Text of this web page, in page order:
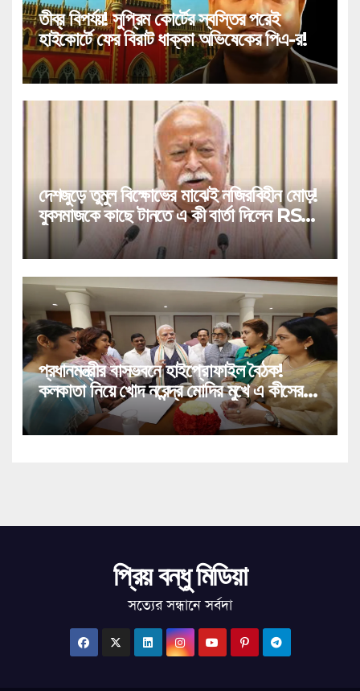
তীব্র বিপর্যয়! সুপ্রিম কোর্টের স্বস্তির পরেই
হাইকোর্টে ফের বিরাট ধাক্কা অভিষেকের পিএ-র!
দেশজুড়ে তুমুল বিক্ষোভের মাঝেই নজিরবিহীন মোড়!
যুবসমাজকে কাছে টানতে এ কী বার্তা দিলেন RSS
প্রধান!
প্রধানমন্ত্রীর বাসভবনে হাইপ্রোফাইল বৈঠক!
কলকাতা নিয়ে খোদ নরেন্দ্র মোদির মুখে এ কীসের
বার্তা!
প্রিয় বন্ধু মিডিয়া
সত্যের সন্ধানে সর্বদা